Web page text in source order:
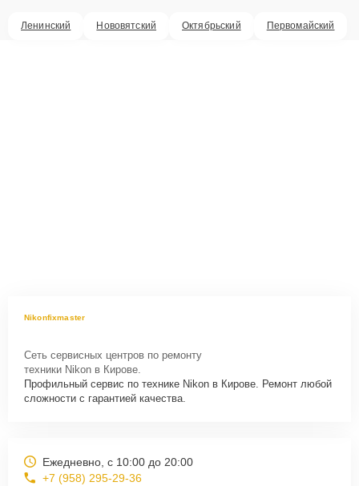
Ленинский Нововятский Октябрьский Первомайский
Nikonfixmaster
Сеть сервисных центров по ремонту
техники Nikon в Кирове.
Профильный сервис по технике Nikon в Кирове. Ремонт любой
сложности с гарантией качества.
Ежедневно, с 10:00 до 20:00
+7 (958) 295-29-36